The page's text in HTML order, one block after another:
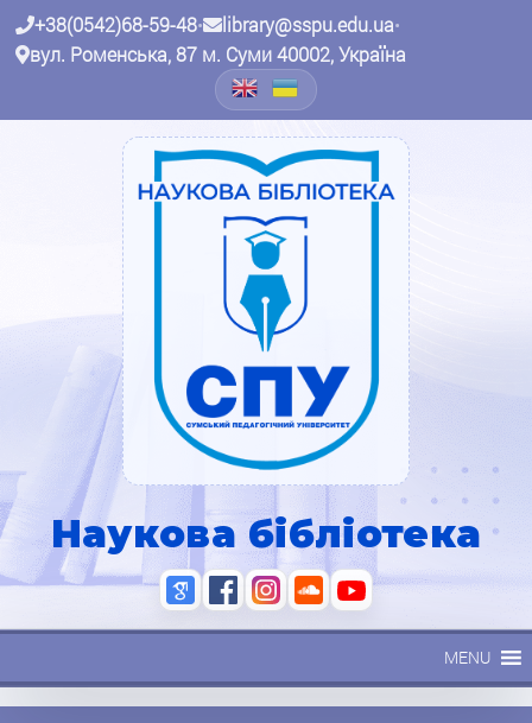
+38(0542)68-59-48• library@sspu.edu.ua•
вул. Роменська, 87 м. Суми 40002, Україна
Наукова бібліотека
MENU